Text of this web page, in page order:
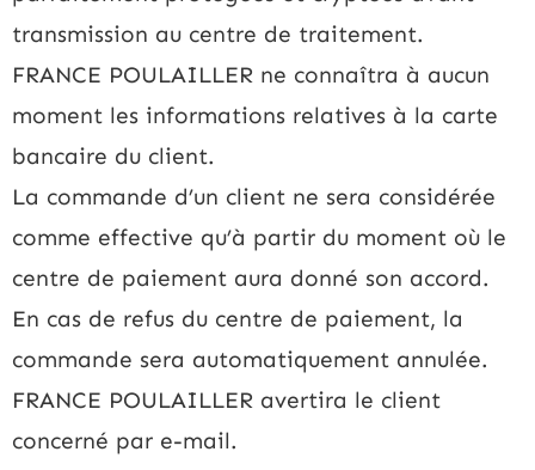
transmission au centre de traitement.
FRANCE POULAILLER ne connaîtra à aucun
moment les informations relatives à la carte
bancaire du client.
La commande d’un client ne sera considérée
comme effective qu’à partir du moment où le
centre de paiement aura donné son accord.
En cas de refus du centre de paiement, la
commande sera automatiquement annulée.
FRANCE POULAILLER avertira le client
concerné par e-mail.